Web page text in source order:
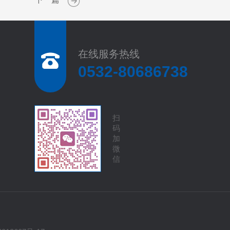
在线服务热线
0532-80686738
扫
码
加
微
信